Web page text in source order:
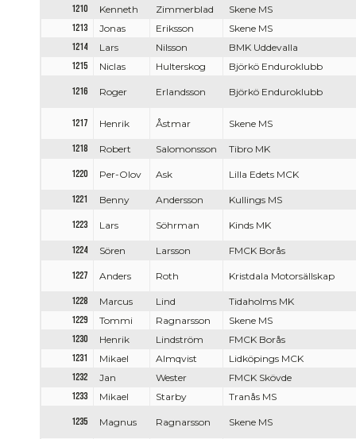
1210
Kenneth Zimmerblad
Skene MS
1213
Jonas Eriksson
Skene MS
1214
Lars Nilsson
BMK Uddevalla
1215
Niclas Hulterskog Björkö Enduroklubb
1216 Roger Erlandsson Björkö Enduroklubb
1217 Henrik Åstmar Skene MS
1218 Robert Salomonsson Tibro MK
1220 Per-Olov Ask Lilla Edets MCK
1221 Benny Andersson Kullings MS
1223 Lars Söhrman Kinds MK
1224 Sören Larsson FMCK Borås
1227 Anders Roth Kristdala Motorsällskap
1228 Marcus Lind
Tidaholms MK
1229
Tommi Ragnarsson
Skene MS
1230
Henrik Lindström
FMCK Borås
1231
Mikael Almqvist
Lidköpings MCK
1232
Jan Wester
FMCK Skövde
1233
Mikael Starby Tranås MS
1235 Magnus Ragnarsson Skene MS